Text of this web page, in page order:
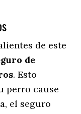
de este
de
. Esto
perro cause
el seguro